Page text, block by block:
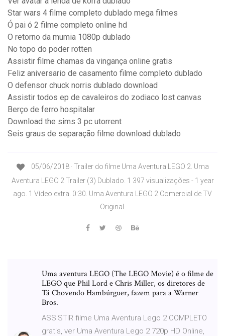
Star wars 4 filme completo dublado mega filmes
Ó pai ó 2 filme completo online hd
O retorno da mumia 1080p dublado
No topo do poder rotten
Assistir filme chamas da vingança online gratis
Feliz aniversario de casamento filme completo dublado
O defensor chuck norris dublado download
Assistir todos ep de cavaleiros do zodiaco lost canvas
Berço de ferro hospitalar
Download the sims 3 pc utorrent
Seis graus de separação filme download dublado
05/06/2018 · Trailer do filme Uma Aventura LEGO 2. Uma
Aventura LEGO 2 Trailer (3) Dublado. 1 397 visualizações - 1 year
ago. 1 Vídeo extra. 0:30. Uma Aventura LEGO 2 Comercial de TV
Original.
Uma aventura LEGO (The LEGO Movie) é o filme de
LEGO que Phil Lord e Chris Miller, os diretores de
Tá Chovendo Hambúrguer, fazem para a Warner
Bros.
ASSISTIR filme Uma Aventura Lego 2 COMPLETO
gratis, ver Uma Aventura Lego 2 720p HD Online,